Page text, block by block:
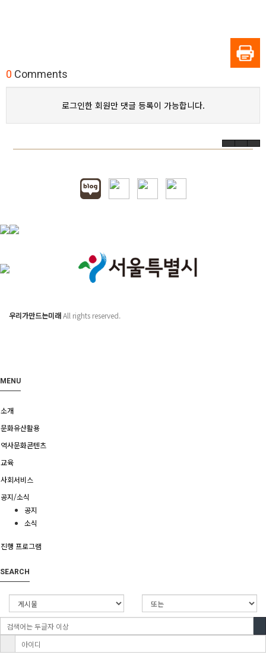
0 Comments
로그인한 회원만 댓글 등록이 가능합니다.
우리가만드는미래All rights reserved.
MENU
소개
문화유산활용
역사문화콘텐츠
교육
사회서비스
공지/소식
공지
소식
진행 프로그램
SEARCH